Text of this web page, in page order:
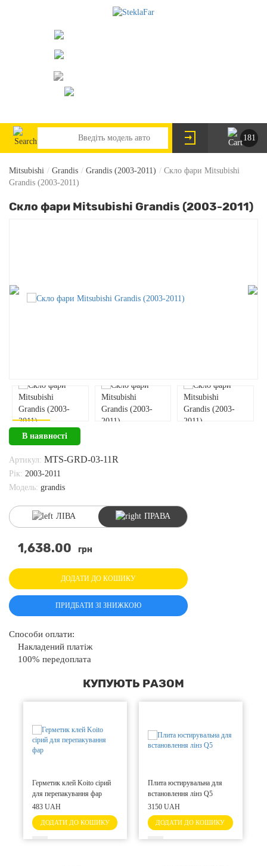
181
Mitsubishi / Grandis / Grandis (2003-2011) / Скло фари Mitsubishi
Grandis (2003-2011)
В наявності
Артикул: MTS-GRD-03-11R
Рік: 2003-2011
Модель: grandis
ЛІВА ПРАВА
1,638.00 грн
ДОДАТИ ДО КОШИКУ
ПРИДБАТИ ЗІ ЗНИЖКОЮ
Способи оплати:
Накладений платіж
100% передоплата
Скло фари Mitsubishi Grandis (2003-2011)
КУПУЮТЬ РАЗОМ
Герметик клей Koito сірий
для перепакування фар
483 UAH
ДОДАТИ ДО КОШИКУ
Плита юстирувальна для
встановлення лінз Q5
3150 UAH
ДОДАТИ ДО КОШИКУ